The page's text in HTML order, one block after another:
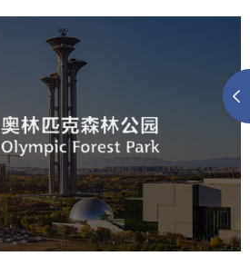
森林公园
AI人工智能
智慧公园
智能步道 智能大数据平台